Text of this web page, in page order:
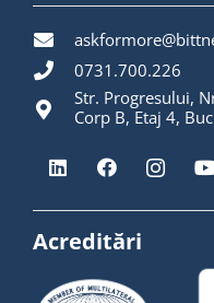
0731.700.226
Str. Progresului,
Corp B, Etaj 4,
Acreditări